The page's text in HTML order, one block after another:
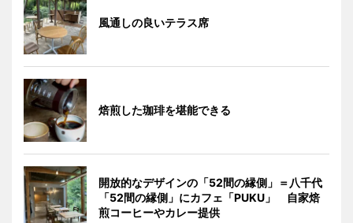
風通しの良いテラス席
焙煎した珈琲を堪能できる
開放的なデザインの「52間の縁側」＝八千代
「52間の縁側」にカフェ「PUKU」 自家焙
煎コーヒーやカレー提供